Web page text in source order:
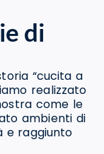
di
“cucita a
realizzato
come le
ambienti di
e raggiunto